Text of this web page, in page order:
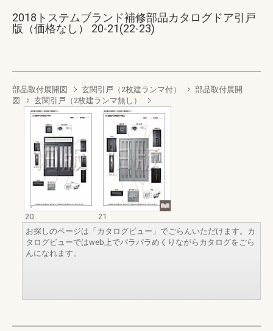
2018トステムブランド補修部品カタログドア引戸
版（価格なし） 20-21(22-23)
部品取付展開図 玄関引戸（2枚建ランマ付）
部品取付展開
図
玄関引戸（2枚建ランマ無し）
20
21
お探しのページは「カタログビュー」でごらんいただけます。カ
タログビューではweb上でパラパラめくりながらカタログをごら
んになれます。